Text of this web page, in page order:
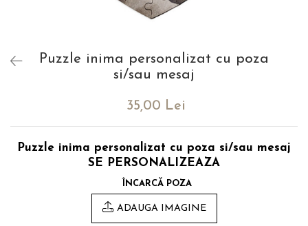
Plachete personalizate
Pix personalizat
Set cadou
Umerase Personalizate
Puzzle inima personalizat cu poza
si/sau mesaj
35,00 Lei
Puzzle inima personalizat cu poza si/sau mesaj
SE PERSONALIZEAZA
ÎNCARCĂ POZA
ADAUGA IMAGINE